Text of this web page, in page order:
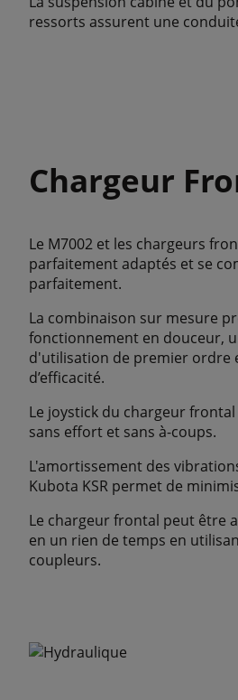
ressorts assurent une
Chargeur
Le M7002 et les chargeurs
parfaitement adaptés et se
parfaitement.
La combinaison sur mesure
fonctionnement en douceur,
d'utilisation de premier ordre
d’efficacité.
Le joystick du chargeur
sans effort et sans à-coups.
L'amortissement des
Kubota KSR permet de
Le chargeur frontal peut être
en un rien de temps en
coupleurs.